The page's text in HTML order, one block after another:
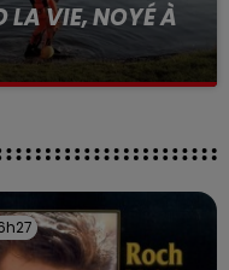
LA VIE, NOYÉ À